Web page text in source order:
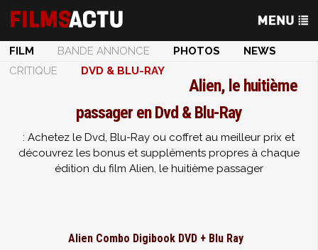
FILM BANDE ANNONCE PHOTOS
NEWS
CRITIQUE
DVD & BLU-RAY
Alien, le huitième
passager en Dvd & Blu-Ray
: Achetez le Dvd, Blu-Ray ou coffret au meilleur prix et
découvrez les bonus et suppléments propres à chaque
édition du film Alien, le huitième passager
Alien Combo Digibook DVD + Blu Ray